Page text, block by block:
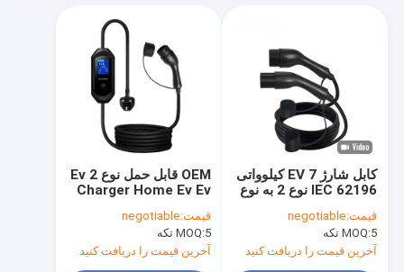
OEM قابل حمل نوع 2 Ev
Charger Home Ev Ev
62196 AC 200-250V
قیمت:negotiable
MOQ:5 تکه
آخرین قیمت را دریافت کنید
کابل شارژ EV 7 کیلوواتی
IEC 62196 نوع 2 به نوع
ایستگاه شارژر استاندارد
خودروی برقی اروپا
قیمت:negotiable
MOQ:5 تکه
آخرین قیمت را دریافت کنید